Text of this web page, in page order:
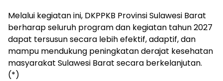
Melalui kegiatan ini, DKPPKB Provinsi Sulawesi Barat
berharap seluruh program dan kegiatan tahun 2027
dapat tersusun secara lebih efektif, adaptif, dan
mampu mendukung peningkatan derajat kesehatan
masyarakat Sulawesi Barat secara berkelanjutan.
(*)